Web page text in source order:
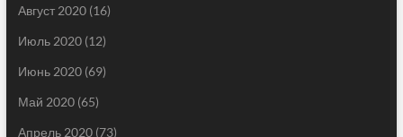
Август 2020(16)
Июль 2020(12)
Июнь 2020(69)
Май 2020(65)
Апрель 2020(73)